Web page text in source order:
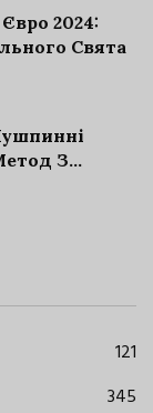
2024:
Свята
З
121
345